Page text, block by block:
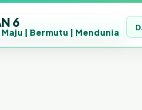
6
| Bermutu | Mendunia